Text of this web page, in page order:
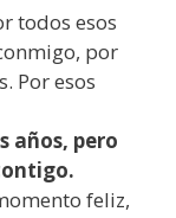
todos esos
por
Por esos
años, pero
feliz,